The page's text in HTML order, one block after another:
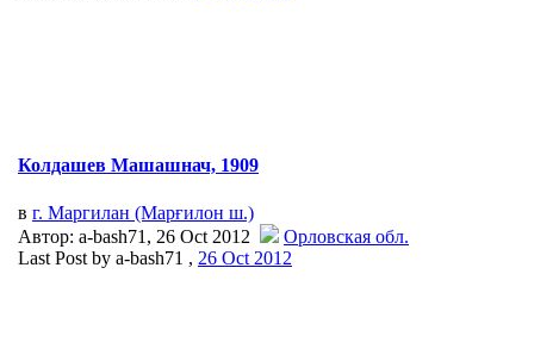
Колдашев Машашнач, 1909
в г. Маргилан (Марғилон ш.)
Автор: a-bash71, 26 Oct 2012
Орловская обл.
Last Post by a-bash71 , 26 Oct 2012